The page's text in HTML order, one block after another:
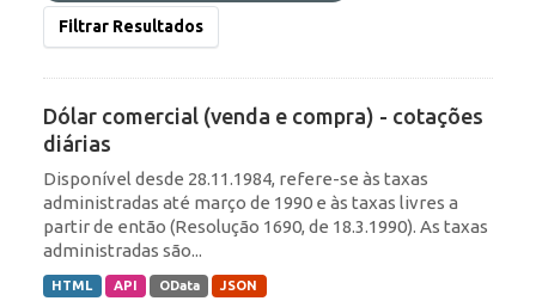
Filtrar Resultados
Dólar comercial (venda e compra) - cotações
diárias
Disponível desde 28.11.1984, refere-se às taxas
administradas até março de 1990 e às taxas livres a
partir de então (Resolução 1690, de 18.3.1990). As taxas
administradas são...
HTML API OData JSON